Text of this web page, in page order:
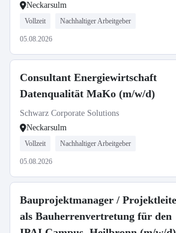
Neckarsulm
Vollzeit Nachhaltiger Arbeitgeber
05.08.2026
Consultant Energiewirtschaft
Datenqualität MaKo (m/w/d)
Schwarz Corporate Solutions
Neckarsulm
Vollzeit Nachhaltiger Arbeitgeber
05.08.2026
Bauprojektmanager /
als Bauherrenvertretung für den